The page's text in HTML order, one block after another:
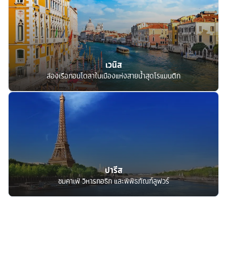
เวนิส
ล่องเรือกอนโดลาในเมืองแห่งสายน้ำสุดโรแมนติก
ปารีส
ชมคาเฟ่ วิหารกอธิก และพิพิธภัณฑ์ลูฟวร์